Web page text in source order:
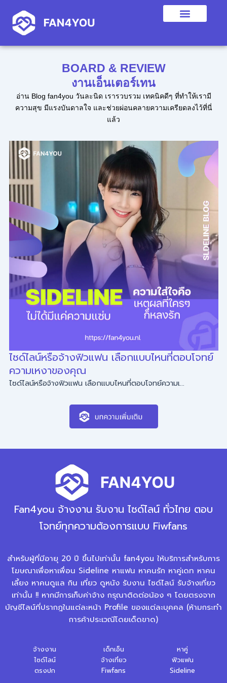
content
BOARD & REVIEW
งานเอ็นเตอร์เทน
อ่าน Blog fan4you วันละนิด เรารวบรวม เทคนิคดีๆ ที่ทำให้เรามี
ความสุข มีแรงบันดาลใจ และช่วยผ่อนคลายความเครียดลงไว้ที่นี่
แล้ว
ไซด์ไลน์หรือจ้างฟิวแฟน เลือกแบบไหนที่ตอบโจทย์
ความเหงาของคุณ
ไซด์ไลน์หรือจ้างฟิวแฟน เลือกแบบไหนที่ตอบโจทย์ความเ...
Fan4you จ้างงาน รับงาน ไซด์ไลน์ ทั่วไทย ตอบ
โจทย์ทุกความต้องการแบบ Fiwfans
สำหรับผู้ที่มีอายุ 20 ปี ขึ้นไปเท่านั้น fan4you ให้บริการสำหรับการ
โฆษณาเพื่อหาเพื่อน Sideline หาแฟน หาคนรัก หาคู่เดท หาคน
เลี้ยง หาคนดูแล กิน เที่ยว ดูหนัง รับงาน ไซด์ไลน์ รับจ้างเที่ยว
เท่านั้น !! หากมีการเก็บค่าจ้าง กรุณาติดต่อน้อง ๆ โดยตรงจาก
บัญชีไลน์ที่ปรากฎในแต่ละหน้า Profile ของแต่ละบุคคล (ห้ามกระทำ
การค้าประเวณีโดยเด็ดขาด)
จ้างงาน เด็กเอ็น
หาคู่
ไซด์ไลน์
จ้างเที่ยว
ฟิวแฟน
ตรงปก
Fiwfans Sideline